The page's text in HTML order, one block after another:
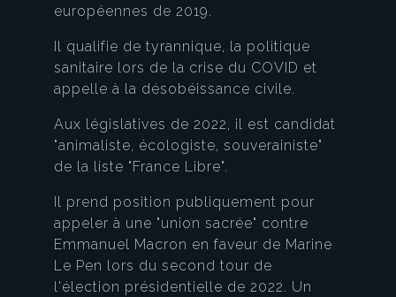
européennes de 2019.
Il qualifie de tyrannique, la politique
sanitaire lors de la crise du COVID et
appelle à la désobéissance civile.
Aux législatives de 2022, il est candidat
"animaliste, écologiste, souverainiste"
de la liste "France Libre".
Il prend position publiquement pour
appeler à une "union sacrée" contre
Emmanuel Macron en faveur de Marine
Le Pen lors du second tour de
l'élection présidentielle de 2022. Un